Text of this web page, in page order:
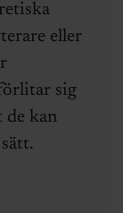
eller
sig
de kan